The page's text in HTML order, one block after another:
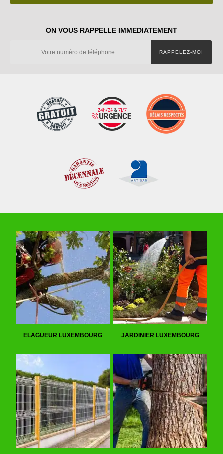
ON VOUS RAPPELLE IMMEDIATEMENT
ELAGUEUR LUXEMBOURG JARDINIER LUXEMBOURG